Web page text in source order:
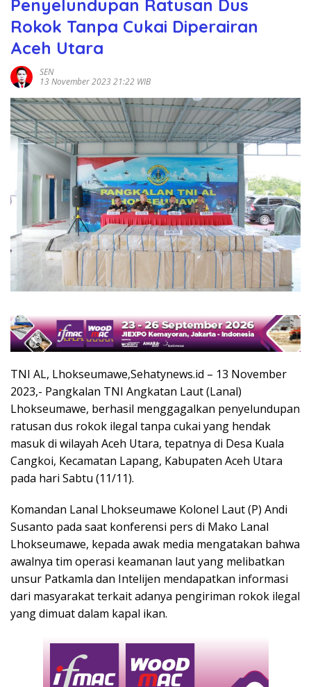
Penyelundupan Ratusan Dus
Rokok Tanpa Cukai Diperairan
Aceh Utara
SEN
13 November 2023 21:22 WIB
TNI AL, Lhokseumawe,Sehatynews.id – 13 November
2023,- Pangkalan TNI Angkatan Laut (Lanal)
Lhokseumawe, berhasil menggagalkan penyelundupan
ratusan dus rokok ilegal tanpa cukai yang hendak
masuk di wilayah Aceh Utara, tepatnya di Desa Kuala
Cangkoi, Kecamatan Lapang, Kabupaten Aceh Utara
pada hari Sabtu (11/11).
Komandan Lanal Lhokseumawe Kolonel Laut (P) Andi
Susanto pada saat konferensi pers di Mako Lanal
Lhokseumawe, kepada awak media mengatakan bahwa
awalnya tim operasi keamanan laut yang melibatkan
unsur Patkamla dan Intelijen mendapatkan informasi
dari masyarakat terkait adanya pengiriman rokok ilegal
yang dimuat dalam kapal ikan.